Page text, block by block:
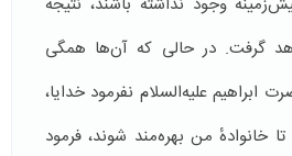
گرفت. در حالی که آن‌ها همگی
علیه‌السلام نفرمود خدایا،
خانوادهٔ من بهره‌مند شوند، فرمود